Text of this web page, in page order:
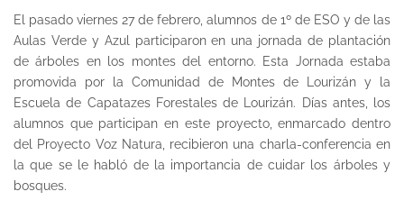
El pasado viernes 27 de febrero, alumnos de 1º de ESO y de las
Aulas Verde y Azul participaron en una jornada de plantación
de árboles en los montes del entorno. Esta Jornada estaba
promovida por la Comunidad de Montes de Lourizán y la
Escuela de Capatazes Forestales de Lourizán. Días antes, los
alumnos que participan en este proyecto, enmarcado dentro
del Proyecto Voz Natura, recibieron una charla-conferencia en
la que se le habló de la importancia de cuidar los árboles y
bosques.